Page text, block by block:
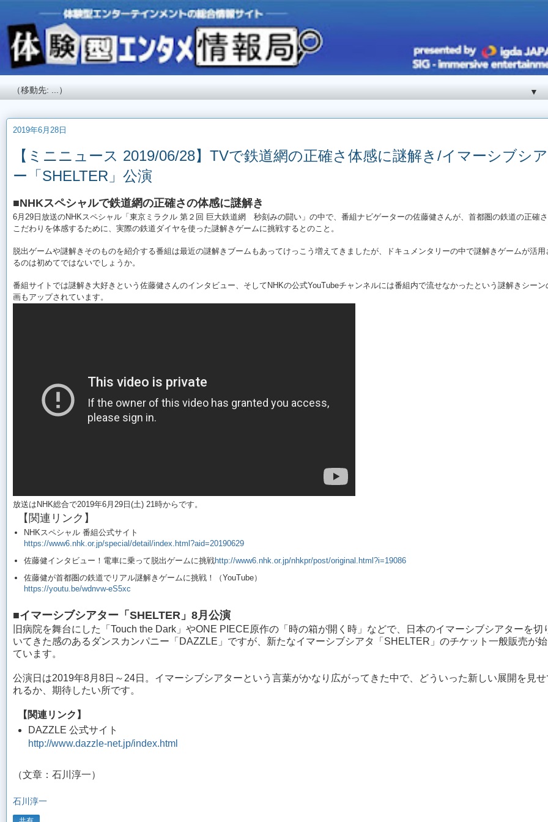
▼
2019年6月28日
【ミニニュース 2019/06/28】TVで鉄道網の正確さ体感に謎解き/イマーシブシ
ー「SHELTER」公演
■NHKスペシャルで鉄道網の正確さの体感に謎解き
6月29日放送のNHKスペシャル「東京ミラクル 第２回 巨大鉄道網 秒刻みの闘い」の中で、 番組ナビゲーターの佐藤健さんが、 首都圏の鉄道の正確
こだわりを体感するために、実際の鉄道ダイヤを使った謎解きゲームに挑戦するとのこと。
脱出ゲームや謎解きそのものを紹介する番組は最近の謎解きブームもあってけっこう増えてきましたが、ドキュメンタリーの中で謎解きゲームが活用
るのは初めてではないでしょうか。
番組サイトでは謎解き大好きという 佐藤健さんのインタビュー、そしてNHKの公式YouTubeチャンネルには番組内で流せなかったという謎解きシーン
画もアップされています。
放送はNHK総合で2019年6月29日(土) 21時からです。
【関連リンク】
NHKスペシャル 番組公式サイト
https://www6.nhk.or.jp/special/detail/index.html?aid=20190629
佐藤健インタビュー！電車に乗って脱出ゲームに挑戦http://www6.nhk.or.jp/nhkpr/post/original.html?i=19086
佐藤健が首都圏の鉄道でリアル謎解きゲームに挑戦！（YouTube）
https://youtu.be/wdnvw-eS5xc
■イマーシブシアター「SHELTER」8月公演
旧病院を舞台にした「Touch the Dark」やONE PIECE原作の「時の箱が開く時」などで、日本のイマーシブシアターを切
いてきた感のあるダンスカンパニー「DAZZLE」ですが、新たなイマーシブシアタ「SHELTER」のチケット一般販売が
ています。
公演日は2019年8月8日～24日。イマーシブシアターという言葉がかなり広がってきた中で、どういった新しい展開を見
れるか、期待したい所です。
【関連リンク】
DAZZLE 公式サイト
http://www.dazzle-net.jp/index.html
（文章：石川淳一）
石川淳一